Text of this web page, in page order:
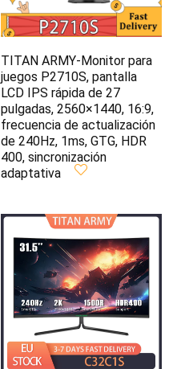
TITAN ARMY-Monitor para
juegos P2710S, pantalla
LCD IPS rápida de 27
pulgadas, 2560×1440, 16:9,
frecuencia de actualización
de 240Hz, 1ms, GTG, HDR
400, sincronización
adaptativa